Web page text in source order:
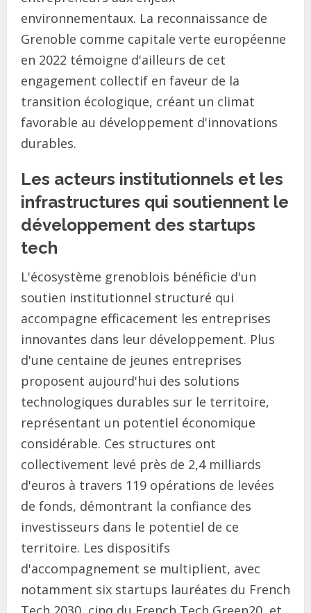
environnementaux. La reconnaissance de
Grenoble comme capitale verte européenne
en 2022 témoigne d'ailleurs de cet
engagement collectif en faveur de la
transition écologique, créant un climat
favorable au développement d'innovations
durables.
Les acteurs institutionnels et les
infrastructures qui soutiennent le
développement des startups
tech
L'écosystème grenoblois bénéficie d'un
soutien institutionnel structuré qui
accompagne efficacement les entreprises
innovantes dans leur développement. Plus
d'une centaine de jeunes entreprises
proposent aujourd'hui des solutions
technologiques durables sur le territoire,
représentant un potentiel économique
considérable. Ces structures ont
collectivement levé près de 2,4 milliards
d'euros à travers 119 opérations de levées
de fonds, démontrant la confiance des
investisseurs dans le potentiel de ce
territoire. Les dispositifs
d'accompagnement se multiplient, avec
notamment six startups lauréates du French